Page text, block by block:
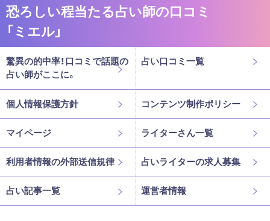
恐ろしい程当たる占い師の口コミ
「ミエル」
驚異の的中率！口コミで話題の
占い師がここに。
占い口コミ一覧
個人情報保護方針 コンテンツ制作ポリシー
マイページ ライターさん一覧
利用者情報の外部送信規律 占いライターの求人募集
占い記事一覧 運営者情報